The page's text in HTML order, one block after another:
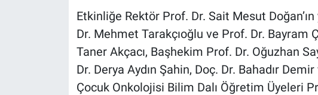
Etkinliğe Rektör Prof. Dr. Sait Mesut Doğan’ın
Dr. Mehmet Tarakçıoğlu ve Prof. Dr. Bayram
Taner Akçacı, Başhekim Prof. Dr. Oğuzhan
Dr. Derya Aydın Şahin, Doç. Dr. Bahadır
Çocuk Onkolojisi Bilim Dalı Öğretim Üyeleri